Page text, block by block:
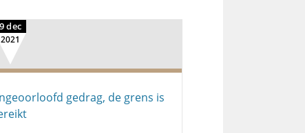
9 dec
2021
gedrag, de grens is